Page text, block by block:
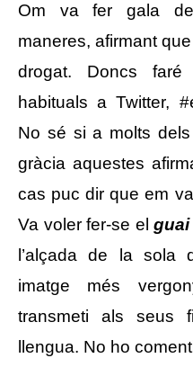
Om va fer gala
maneres, afirmant
drogat. Doncs faré
habituals a Twitter,
No sé si a molts
gràcia aquestes
cas puc dir que em
Va voler fer-se el
l’alçada de la sola
imatge més
transmeti als
llengua. No ho